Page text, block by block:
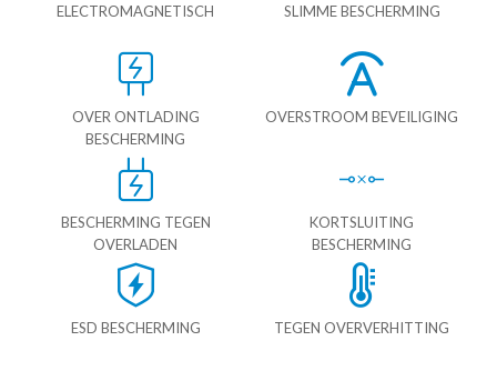
ELECTROMAGNETISCH SLIMME BESCHERMING
OVER ONTLADING
BESCHERMING
OVERSTROOM BEVEILIGING
BESCHERMING TEGEN
OVERLADEN
KORTSLUITING
BESCHERMING
ESD BESCHERMING TEGEN OVERVERHITTING